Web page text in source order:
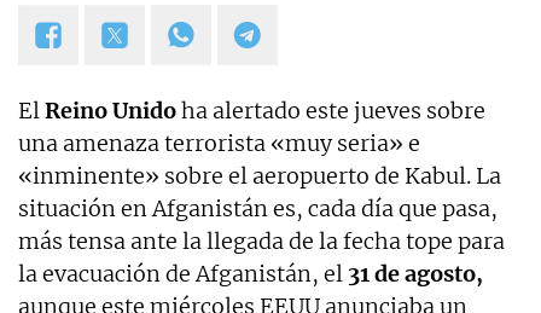
ElReino Unidoha alertado este jueves sobre
una amenaza terrorista «muy seria» e
«inminente» sobre el aeropuerto de Kabul. La
situación en Afganistán es, cada día que pasa,
más tensa ante la llegada de la fecha tope para
la evacuación de Afganistán, el 31 de agosto,
aunque este miércoles EEUU anunciaba un